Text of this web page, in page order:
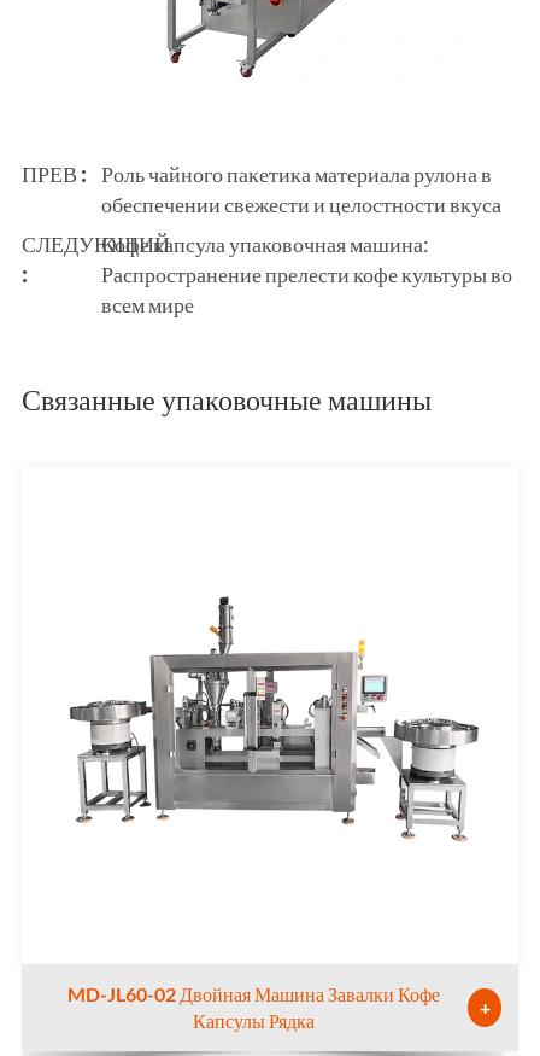
ПРЕВ : Роль чайного пакетика материала рулона в
обеспечении свежести и целостности вкуса
СЛЕДУЮЩИЙ
:
Кофе капсула упаковочная машина:
Распространение прелести кофе культуры во
всем мире
Связанные упаковочные машины
MD-JL60-02 Двойная Машина Завалки Кофе
Капсулы Рядка
+